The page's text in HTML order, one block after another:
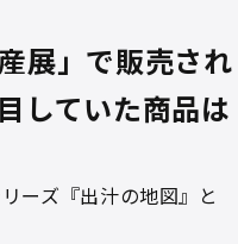
展」で販売され
していた商品は
ーズ『出汁の地図』と